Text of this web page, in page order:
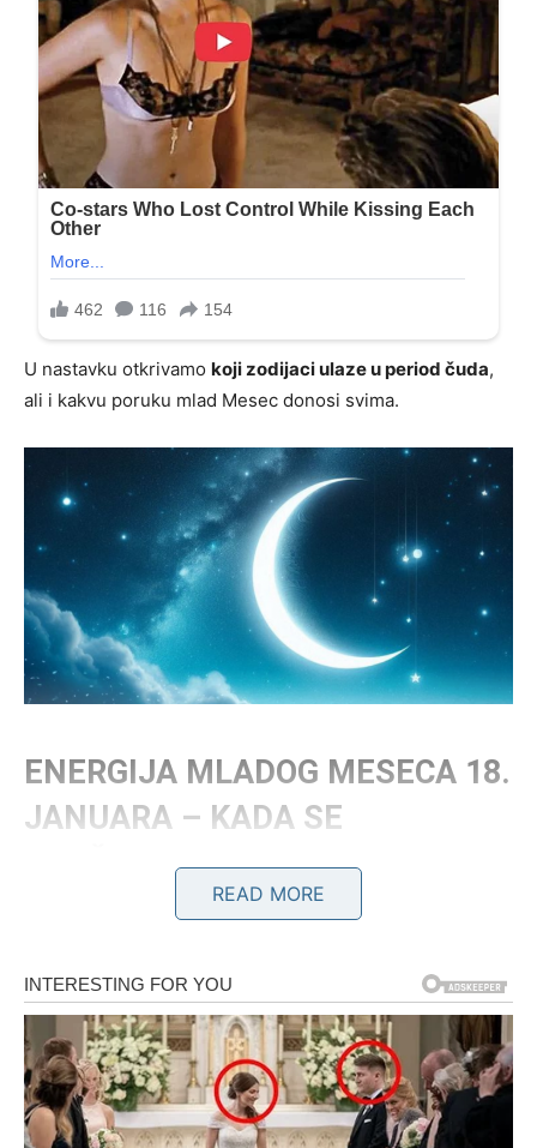
U nastavku otkrivamo koji zodijaci ulaze u period čuda,
ali i kakvu poruku mlad Mesec donosi svima.
ENERGIJA MLADOG MESECA 18.
JANUARA – KADA SE
PROŠLOST ZATVARA
Mlad Mesec je uvek simbol novog ciklusa, ali ovaj donosi
Nema više “videćemo”. Zvezde traže iskrenost – prema
sebi i prema drugima.
Ovaj lunarni događaj:
READ MORE